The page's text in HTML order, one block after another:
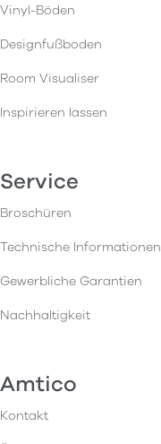
Vinyl-Böden
Designfußboden
Room Visualiser
Inspirieren lassen
Service
Broschüren
Technische Informationen
Gewerbliche Garantien
Nachhaltigkeit
Amtico
Kontakt